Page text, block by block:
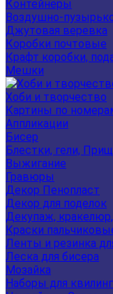
Контейнеры
Воздушно-
Джутовая веревка
Коробки почтовые
Крафт коробки,
Мешки
Хоби и творчество
Картины по
Аппликации
Бисер
Блестки, гели,
Выжигание
Гравюры
Декор Пенопласт
Декор для поделок
Декупаж,
Краски
Ленты и резинка
Леска для бисера
Мозайка
Наборы для